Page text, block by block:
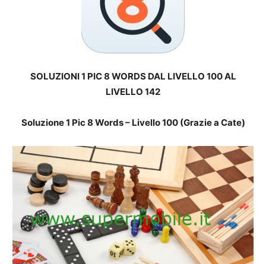
SOLUZIONI 1 PIC 8 WORDS DAL LIVELLO 100 AL
LIVELLO 142
Soluzione 1 Pic 8 Words – Livello 100 (Grazie a Cate)